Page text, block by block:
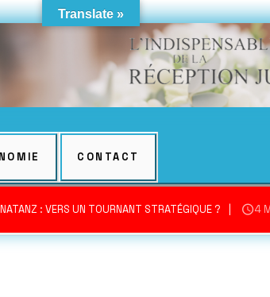
CONTACT
: VERS UN TOURNANT STRATÉGIQUE ? 4
Translate »